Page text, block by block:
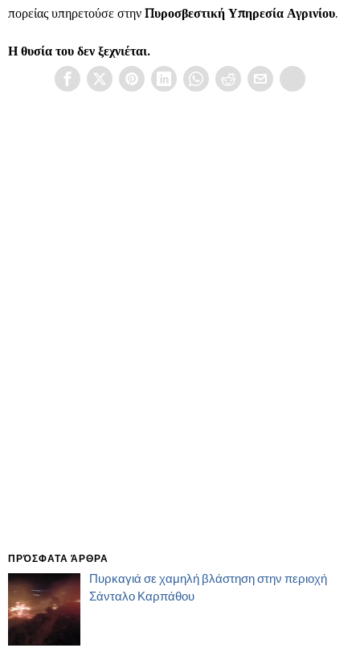
πορείας υπηρετούσε στην Πυροσβεστική Υπηρεσία Αγρινίου.
Η θυσία του δεν ξεχνιέται.
ΠΡΌΣΦΑΤΑ ΆΡΘΡΑ
Πυρκαγιά σε χαμηλή βλάστηση στην περιοχή
Σάνταλο Καρπάθου